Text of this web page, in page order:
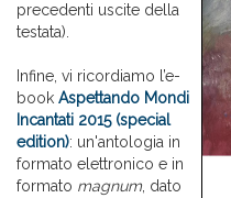
precedenti uscite della
testata).
Infine, vi ricordiamo l’e-
book Aspettando Mondi
Incantati 2015 (special
edition): un'antologia in
formato elettronico e in
formato magnum, dato